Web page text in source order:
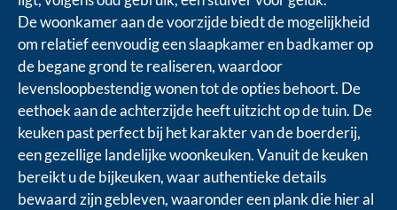
De woonkamer aan de voorzijde biedt de mogelijkheid
om relatief eenvoudig een slaapkamer en badkamer op
de begane grond te realiseren, waardoor
levensloopbestendig wonen tot de opties behoort. De
eethoek aan de achterzijde heeft uitzicht op de tuin. De
keuken past perfect bij het karakter van de boerderij,
een gezellige landelijke woonkeuken. Vanuit de keuken
bereikt u de bijkeuken, waar authentieke details
bewaard zijn gebleven, waaronder een plank die hier al